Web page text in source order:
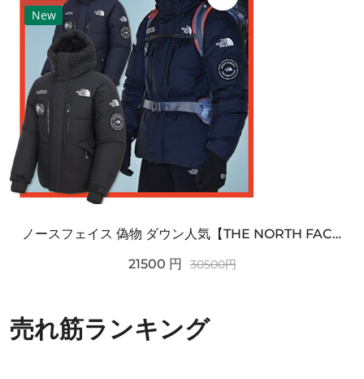
New
ノースフェイス 偽物 ダウン人気【THE NORTH FACE】M'S 7 SUMMIT HIM...
21500 円 30500円
売れ筋ランキング